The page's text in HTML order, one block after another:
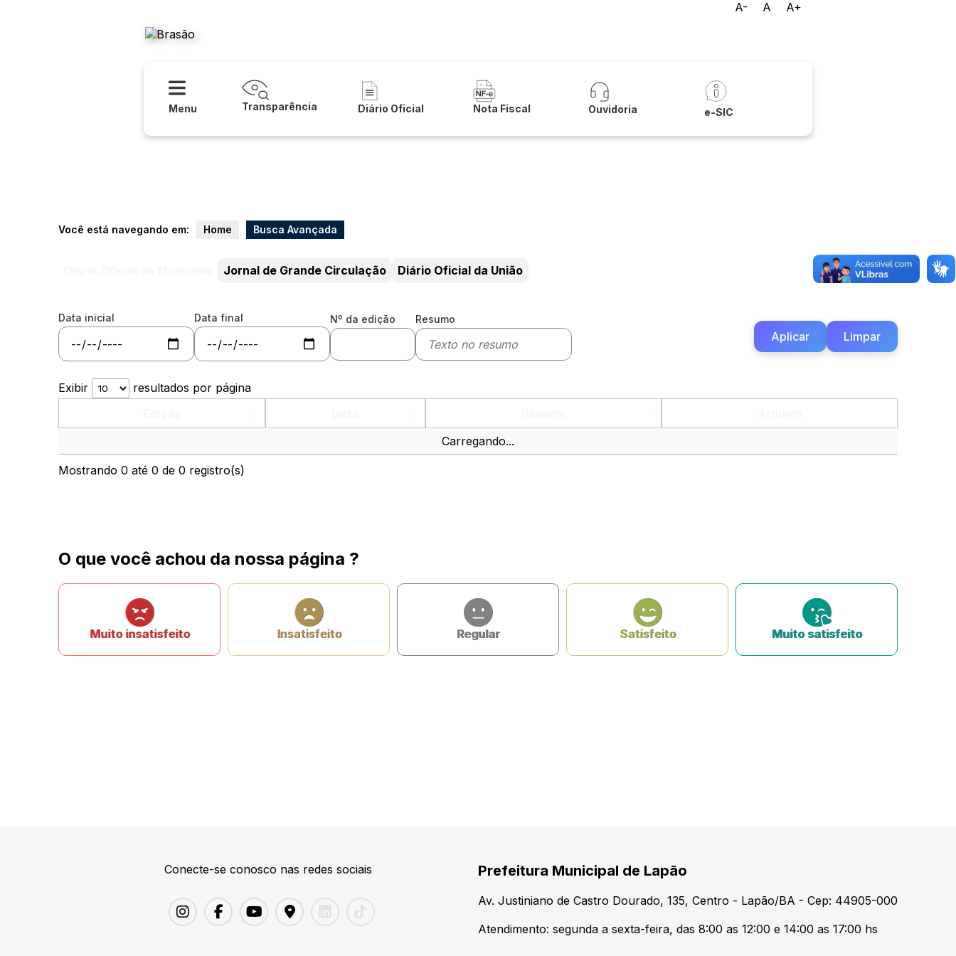
A- A
A+
Menu Transparência Diário Oficial Nota Fiscal Ouvidoria e-SIC
Você está navegando em: Home Busca Avançada
Jornal de Grande Circulação Diário Oficial da União
Data inicial Data final Nº da edição Resumo
Aplicar Limpar
Exibir
resultados por página
Carregando...
Mostrando 0 até 0 de 0 registro(s)
O que você achou da nossa página ?
Muito insatisfeito Insatisfeito Regular Satisfeito Muito satisfeito
Conecte-se conosco nas redes sociais Prefeitura Municipal de Lapão
Av. Justiniano de Castro Dourado, 135, Centro - Lapão/BA - Cep: 44905-000
Atendimento: segunda a sexta-feira, das 8:00 as 12:00 e 14:00 as 17:00 hs